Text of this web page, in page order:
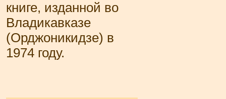
книге, изданной во
Владикавказе
(Орджоникидзе) в
1974 году.